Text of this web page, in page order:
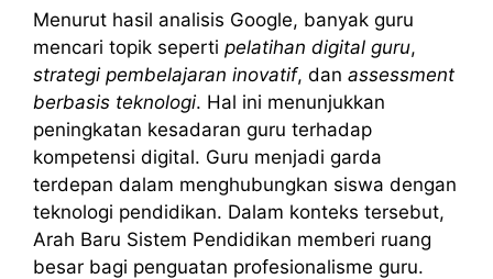
Menurut hasil analisis Google, banyak guru
mencari topik seperti pelatihan digital guru,
strategi pembelajaran inovatif, dan assessment
berbasis teknologi. Hal ini menunjukkan
peningkatan kesadaran guru terhadap
kompetensi digital. Guru menjadi garda
terdepan dalam menghubungkan siswa dengan
teknologi pendidikan. Dalam konteks tersebut,
Arah Baru Sistem Pendidikan memberi ruang
besar bagi penguatan profesionalisme guru.